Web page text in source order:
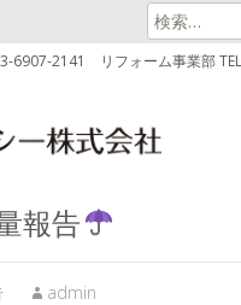
検
索:
6907-2141 リフォーム事業部
報告
admin